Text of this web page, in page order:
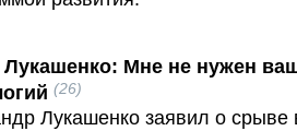
Лукашенко: Мне не нужен
(26)
Лукашенко заявил о